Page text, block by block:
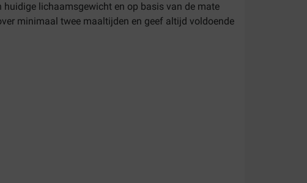
lichaamsgewicht en op basis van de mate
minimaal twee maaltijden en geef altijd voldoende